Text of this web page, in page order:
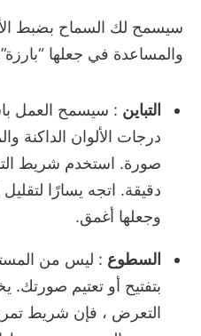
سيسمح لك السماح بضبط
والمساعدة في جعلها
التباين : سيسمح العمل
درجات الألوان الداكنة
صورة. استخدم شريط
دقيقة. اتجه يسارًا لتقليل
وجعلها أغمق.
السطوع : ليس من
بتفتيح أو تعتيم صورتك.
التعرض ، فإن شريط